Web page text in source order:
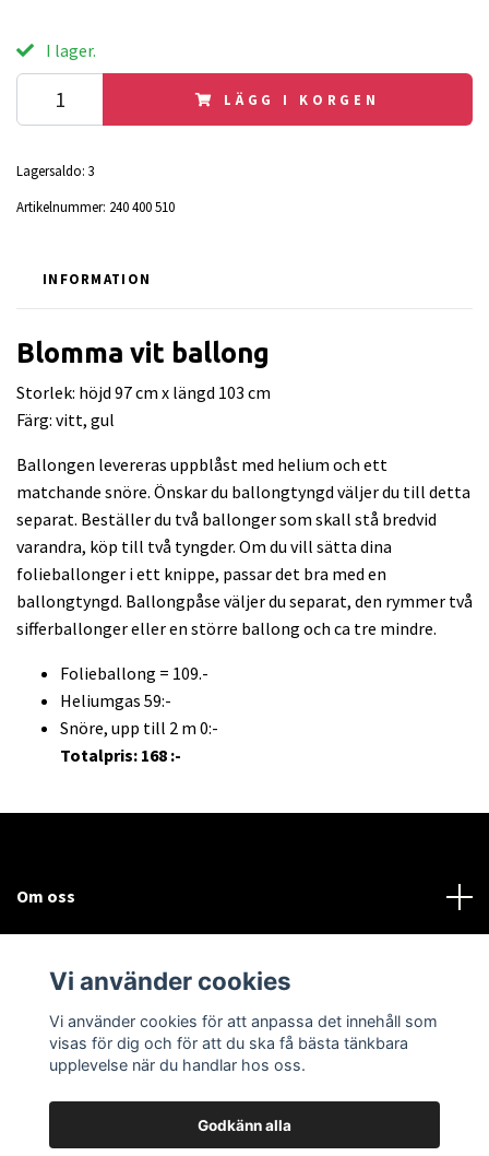
I lager.
LÄGG I KORGEN
Lagersaldo: 3
Artikelnummer: 240 400 510
INFORMATION
Blomma vit ballong
Storlek: höjd 97 cm x längd 103 cm
Färg: vitt, gul
Ballongen levereras uppblåst med helium och ett
matchande snöre. Önskar du ballongtyngd väljer du till detta
separat. Beställer du två ballonger som skall stå bredvid
varandra, köp till två tyngder. Om du vill sätta dina
folieballonger i ett knippe, passar det bra med en
ballongtyngd. Ballongpåse väljer du separat, den rymmer två
sifferballonger eller en större ballong och ca tre mindre.
Folieballong = 109.-
Heliumgas 59:-
Snöre, upp till 2 m 0:-
Totalpris: 168 :-
Om oss
Sociala medier
Vi använder cookies
Vi använder cookies för att anpassa det innehåll som
visas för dig och för att du ska få bästa tänkbara
upplevelse när du handlar hos oss.
Godkänn alla